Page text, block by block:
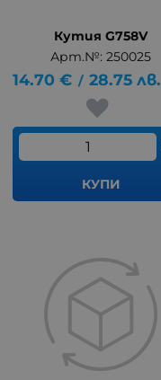
Кутия G758V
Арт.№: 250025
14.70 € / 28.75 лв.
КУПИ